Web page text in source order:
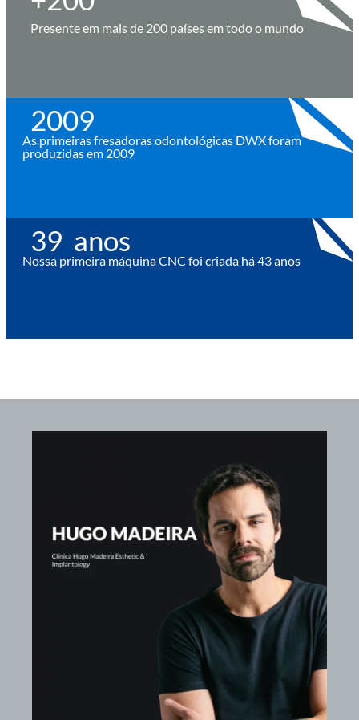
Presente em mais de 200 países em todo o mundo
2009
As primeiras fresadoras odontológicas DWX foram
produzidas em 2009
43
  anos
Nossa primeira máquina CNC foi criada há 43 anos